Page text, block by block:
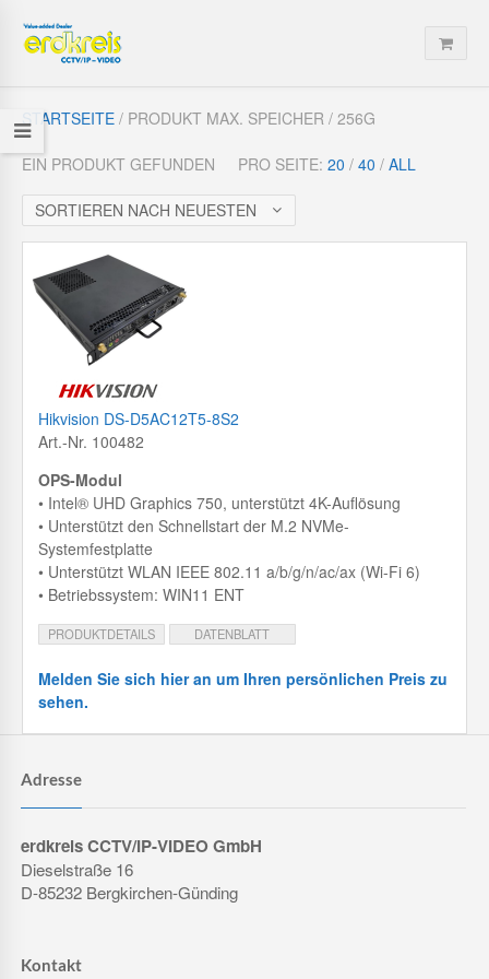
STARTSEITE / PRODUKT MAX. SPEICHER / 256G
EIN PRODUKT GEFUNDEN PRO SEITE: 20 / 40 / ALL
SORTIEREN NACH NEUESTEN
Hikvision DS-D5AC12T5-8S2
Art.-Nr. 100482
OPS-Modul
• Intel® UHD Graphics 750, unterstützt 4K-Auflösung
• Unterstützt den Schnellstart der M.2 NVMe-
Systemfestplatte
• Unterstützt WLAN IEEE 802.11 a/b/g/n/ac/ax (Wi-Fi 6)
• Betriebssystem: WIN11 ENT
PRODUKTDETAILS DATENBLATT
Melden Sie sich hier an um Ihren persönlichen Preis zu
sehen.
Adresse
erdkreis CCTV/IP-VIDEO GmbH
Dieselstraße 16
D-85232 Bergkirchen-Günding
Kontakt